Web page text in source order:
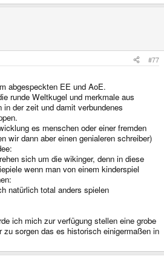
#77
abgespeckten EE und AoE.
runde Weltkugel und merkmale aus
der zeit und damit verbundenes
es menschen oder einer fremden
wir dann aber einen genialeren schreiber)
sich um die wikinger, denn in diese
wenn man von einem kinderspiel
natürlich total anders spielen
ich mich zur verfügung stellen eine grobe
zu sorgen das es historisch einigermaßen in